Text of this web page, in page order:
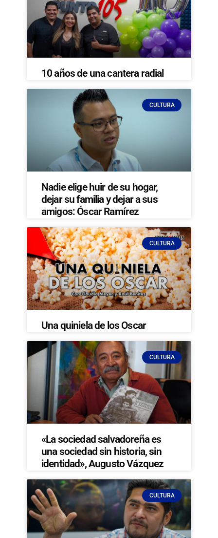
10 años de una cantera radial
CULTURA
Nadie elige huir de su hogar,
dejar su familia y dejar a sus
amigos: Óscar Ramírez
CULTURA
Una quiniela de los Oscar
CULTURA
«La sociedad salvadoreña es
una sociedad sin historia, sin
identidad», Augusto Vázquez
CULTURA